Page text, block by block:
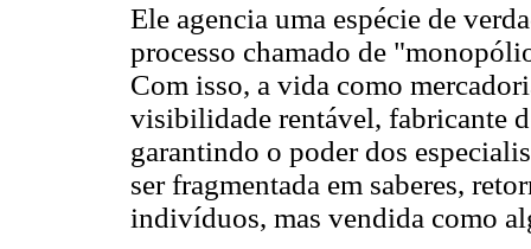
Ele agencia uma espécie de
processo chamado de
Com isso, a vida como
visibilidade rentável, fabricante
garantindo o poder dos
ser fragmentada em saberes,
indivíduos, mas vendida como